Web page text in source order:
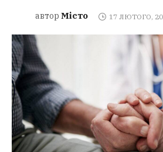
автор Місто 17 ЛЮТОГО,